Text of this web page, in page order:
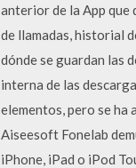
anterior de la App que
de llamadas, historial
dónde se guardan las
interna de las
elementos, pero se
Aiseesoft Fonelab
iPhone, iPad o iPod